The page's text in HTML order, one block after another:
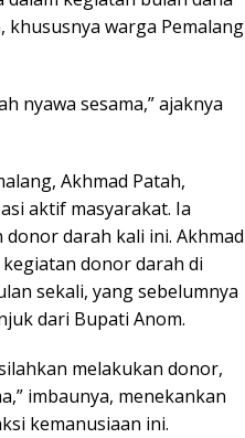
warga Pemalang
nyawa sesama,” ajaknya
Akhmad Patah,
aktif masyarakat. Ia
darah kali ini. Akhmad
donor darah di
sekali, yang sebelumnya
dari Bupati Anom.
melakukan donor,
imbaunya, menekankan
kemanusiaan ini.